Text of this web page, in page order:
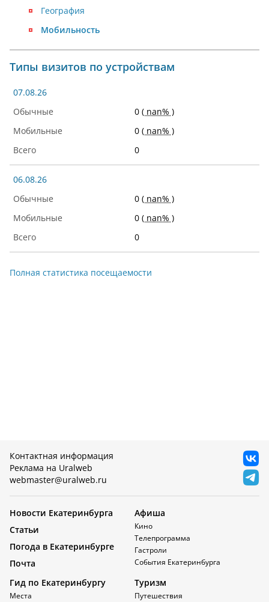
География
Мобильность
Типы визитов по устройствам
07.08.26
0 ( nan% )
0 ( nan% )
0
06.08.26
0 ( nan% )
0 ( nan% )
0
Полная статистика посещаемости
Контактная информация
Реклама на Uralweb
webmaster@uralweb.ru
Новости Екатеринбурга
Статьи
Погода в Екатеринбурге
Почта
Афиша
Кино
Телепрограмма
Гастроли
События Екатеринбурга
Гид по Екатеринбургу
Места
Туризм
Путешествия